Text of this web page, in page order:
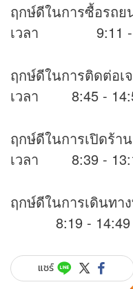
ฤกษ์ดีในการซื้อรถย
เวลา 9:11 -
ฤกษ์ดีในการติดต่อเ
เวลา 8:45 -
ฤกษ์ดีในการเปิดร้า
เวลา 8:39 -
ฤกษ์ดีในการเดินท
8:19 - 14:49
แชร์